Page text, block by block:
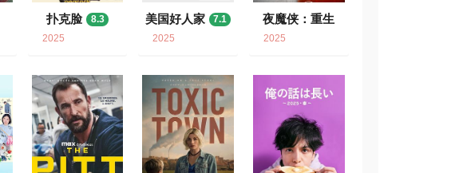
扑克脸
8.3
2025
美国好人家
7.1
2025
夜魔侠：重生
2025